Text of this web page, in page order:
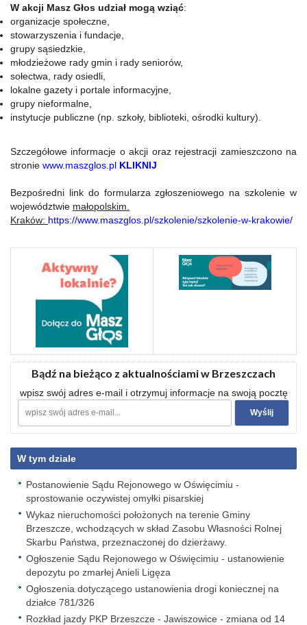
W akcji Masz Głos udział mogą wziąć:
organizacje społeczne,
stowarzyszenia i fundacje,
grupy sąsiedzkie,
młodzieżowe rady gmin i rady seniorów,
sołectwa, rady osiedli,
lokalne gazety i portale informacyjne,
grupy nieformalne,
instytucje publiczne (np. szkoły, biblioteki, ośrodki kultury).
Szczegółowe informacje o akcji oraz rejestracji zamieszczono na
stronie www.maszglos.pl KLIKNIJ
Bezpośredni link do formularza zgłoszeniowego na szkolenie w
województwie małopolskim.
Kraków: https://www.maszglos. pl/szkolenie/szkolenie-w-krakowie/
Bądź na bieżąco z aktualnościami w Brzeszczach
wpisz swój adres e-mail i otrzymuj informacje na swoją pocztę
W tym dziale
Postanowienie Sądu Rejonowego w Oświęcimiu -
sprostowanie oczywistej omyłki pisarskiej
Wykaz nieruchomości położonych na terenie Gminy
Brzeszcze, wchodzących w skład Zasobu Własności Rolnej
Skarbu Państwa, przeznaczonej do dzierżawy.
Ogłoszenie Sądu Rejonowego w Oświęcimiu - ustanowienie
depozytu po zmarłej Anieli Ligęza
Ogłoszenia dotyczącego ustanowienia drogi koniecznej na
działce 781/326
Rozkład jazdy PKP Brzeszcze - Jawiszowice - zmiana od 14